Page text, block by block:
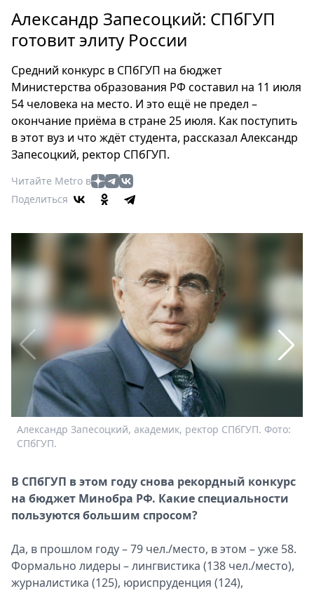
Россия
Мир
Еда
Туризм
Мода
Театр
Кино
Афиша
Книги
Пресс-
релизы
Metro
Стримы
Спецпроекты
Звезды
Выборы
2026
Скачай
Metro
Александр Запесоцкий: СПбГУП
готовит элиту России
Средний конкурс в СПбГУП на бюджет
Министерства образования РФ составил на 11 июля
54 человека на место. И это ещё не предел –
окончание приёма в стране 25 июля. Как поступить
в этот вуз и что ждёт студента, рассказал Александр
Запесоцкий, ректор СПбГУП.
Читайте Metro в
Поделиться
Александр Запесоцкий, академик, ректор СПбГУП. Фото:
СПбГУП.
В СПбГУП в этом году снова рекордный конкурс
на бюджет Минобра РФ. Какие специальности
пользуются большим спросом?
Да, в прошлом году – 79 чел./место, в этом – уже 58.
Формально лидеры – лингвистика (138 чел./место),
журналистика (125), юриспруденция (124),